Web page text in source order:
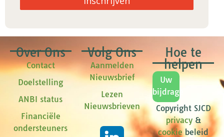
Over Ons
Contact
Doelstelling
ANBI status
Financiële
ondersteuners
Volg Ons
Aanmelden
Nieuwsbrief
Lezen
Nieuwsbrieven
Hoe te
helpen
Uw
bijdrage
Copyright SJCD
privacy&
cookiebeleid